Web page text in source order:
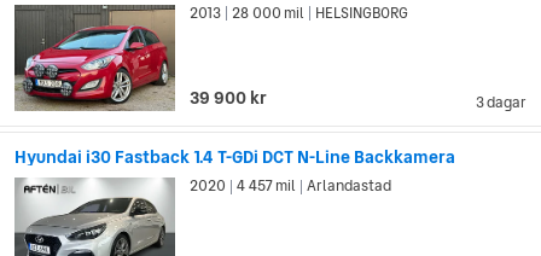
3 dagar
2013 28 000 mil HELSINGBORG
39 900 kr
Hyundai i30 Fastback 1.4 T-GDi DCT N-Line Backkamera
2020 4 457 mil Arlandastad